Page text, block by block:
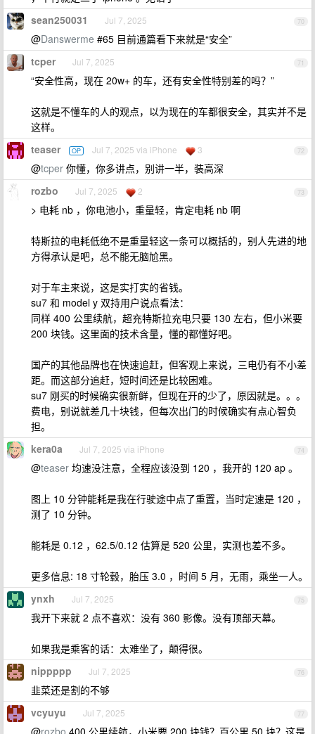
70
sean250031 Jul 7, 2025
@Danswerme #65 目前通篇看下来就是“安全”
71
tcper Jul 7, 2025
“安全性高，现在 20w+ 的车，还有安全性特别差的吗？”
这就是不懂车的人的观点，以为现在的车都很安全，其实并不是
这样。
72
teaser OP Jul 7, 2025 via iPhone 3
@tcper 你懂，你多讲点，别讲一半，装高深
73
rozbo Jul 7, 2025 2
> 电耗 nb ，你电池小，重量轻，肯定电耗 nb 啊
特斯拉的电耗低绝不是重量轻这一条可以概括的，别人先进的地
方得承认是吧，总不能无脑尬黑。
对于车主来说，这是实打实的省钱。
su7 和 model y 双持用户说点看法：
同样 400 公里续航，超充特斯拉充电只要 130 左右，但小米要
200 块钱。这里面的技术含量，懂的都懂好吧。
国产的其他品牌也在快速追赶，但客观上来说，三电仍有不小差
距。而这部分追赶，短时间还是比较困难。
su7 刚买的时候确实很新鲜，但现在开的少了，原因就是。。。
费电，别说就差几十块钱，但每次出门的时候确实有点心智负
担。
74
kera0a Jul 7, 2025 via iPhone
@teaser 均速没注意，全程应该没到 120 ，我开的 120 ap 。
图上 10 分钟能耗是我在行驶途中点了重置，当时定速是 120 ，
测了 10 分钟。
能耗是 0.12 ，62.5/0.12 估算是 520 公里，实测也差不多。
更多信息: 18 寸轮毂，胎压 3.0 ，时间 5 月，无雨，乘坐一人。
75
ynxh Jul 7, 2025
我开下来就 2 点不喜欢：没有 360 影像。没有顶部天幕。
如果我是乘客的话：太难坐了，颠得很。
76
nippppp Jul 7, 2025
韭菜还是割的不够
77
vcyuyu Jul 7, 2025
@rozbo 400 公里续航，小米要 200 块钱？百公里 50 块？这是